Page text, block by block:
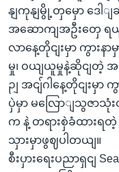
နျကုနျမွို့တှမှော ဒေါျ
အဆောကျအဦးတှေ ရ
လာနေ့တိုငျးမှာ ကွားနာ
မှု၊ ဝယျယူမှုနဲ့ဆိုငျတဲ့
ဉျ အငျ်ဂါနေ့တိုငျးမှာ
ပှဲမှာ မလြောျသွဇာသုံ
က နဲ့ တရားစှဲခံထားရ
သှားမှာဖွဈပါတယျ။
စီးပှားရေးပညာရှငျ